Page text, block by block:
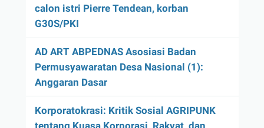
calon istri Pierre Tendean, korban
G30S/PKI
AD ART ABPEDNAS Asosiasi Badan
Permusyawaratan Desa Nasional (1):
Anggaran Dasar
Korporatokrasi: Kritik Sosial AGRIPUNK